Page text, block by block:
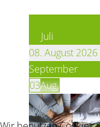
Juli
08. August 2026
September
03Aug.